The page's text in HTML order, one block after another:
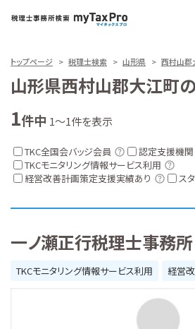
トップページ 税理士検索 山形県 西村山郡
山形県西村山郡大江町
1件中 1～1件を表示
TKC全国会バッジ会員
認定支援機関
TKCモニタリング情報サービス利用
経営改善計画策定支援実績あり
ス
一ノ瀬正行税理士事務所
TKCモニタリング情報サービス利用
経営